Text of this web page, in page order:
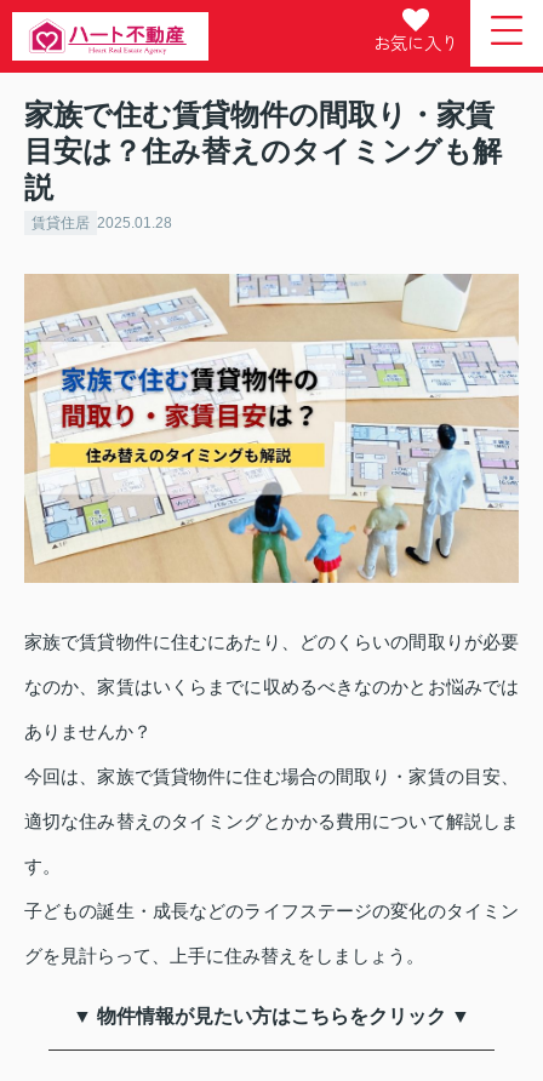
お気に入り
家族で住む賃貸物件の間取り・家賃
目安は？住み替えのタイミングも解
説
賃貸住居 2025.01.28
家族で賃貸物件に住むにあたり、どのくらいの間取りが必要
なのか、家賃はいくらまでに収めるべきなのかとお悩みでは
ありませんか？
今回は、家族で賃貸物件に住む場合の間取り・家賃の目安、
適切な住み替えのタイミングとかかる費用について解説しま
す。
子どもの誕生・成長などのライフステージの変化のタイミン
グを見計らって、上手に住み替えをしましょう。
▼ 物件情報が見たい方はこちらをクリック ▼